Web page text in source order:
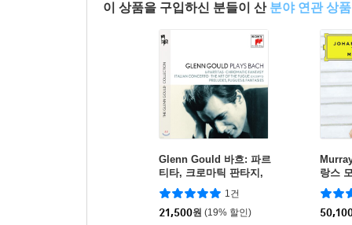
이 상품을 구입하신 분들이 산 분야 연관 상품
Glenn Gould 바흐: 파르
티타, 크로마틱 판타지,
이탈리아 협주곡 & 푸가
의 기법 (Plays Bach: Pa
rtitas, Chromatic Fanta
1건
21,500원 (19% 할인)
랑스
h